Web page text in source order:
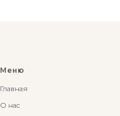
Меню
Главная
О нас